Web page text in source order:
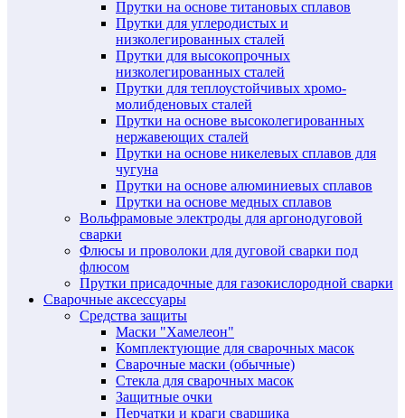
Прутки на основе титановых сплавов
Прутки для углеродистых и
низколегированных сталей
Прутки для высокопрочных
низколегированных сталей
Прутки для теплоустойчивых хромо-
молибденовых сталей
Прутки на основе высоколегированных
нержавеющих сталей
Прутки на основе никелевых сплавов для
чугуна
Прутки на основе алюминиевых сплавов
Прутки на основе медных сплавов
Вольфрамовые электроды для аргонодуговой
сварки
Флюсы и проволоки для дуговой сварки под
флюсом
Прутки присадочные для газокислородной сварки
Сварочные аксессуары
Средства защиты
Маски "Хамелеон"
Комплектующие для сварочных масок
Сварочные маски (обычные)
Стекла для сварочных масок
Защитные очки
Перчатки и краги сварщика